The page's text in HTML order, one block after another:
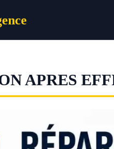
APRES